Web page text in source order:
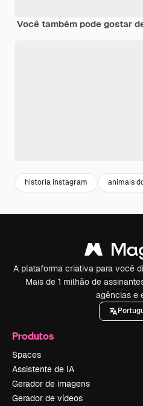
Você também pode gostar
historia instagram animais
A plataforma criativa para você
Mais de 1 milhão de
agências e
Produtos
Spaces
Assistente de IA
Gerador de imagens
Gerador de vídeos